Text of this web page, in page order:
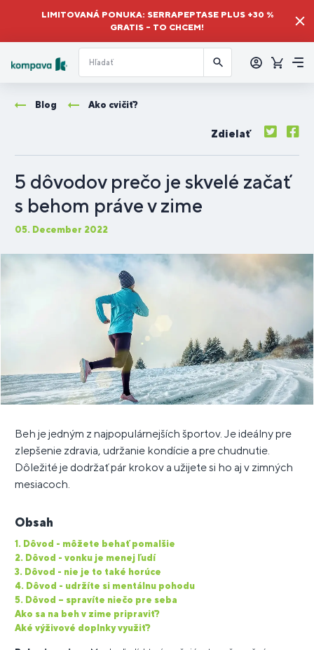
LIMITOVANÁ PONUKA: SERRAPEPTASE PLUS +30 %
GRATIS – TO CHCEM!
sa
Košík
Blog Ako cvičiť?
Zdielať
5 dôvodov prečo je skvelé začať
s behom práve v zime
05. December 2022
Beh je jedným z najpopulárnejších športov. Je ideálny pre
zlepšenie zdravia, udržanie kondície a pre chudnutie.
Dôležité je dodržať pár krokov a užijete si ho aj v zimných
mesiacoch.
Obsah
1. Dôvod - môžete behať pomalšie
2. Dôvod - vonku je menej ľudí
3. Dôvod - nie je to také horúce
4. Dôvod - udržíte si mentálnu pohodu
5. Dôvod – spravíte niečo pre seba
Ako sa na beh v zime pripraviť?
Aké výživové doplnky využiť?